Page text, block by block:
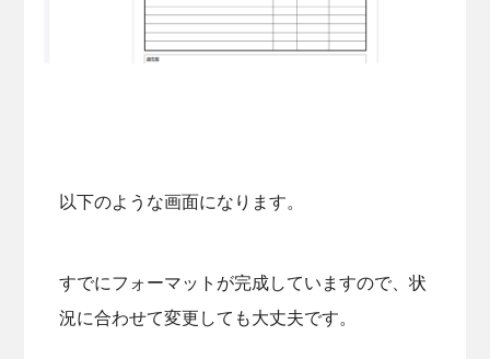
以下のような画面になります。
すでにフォーマットが完成していますので、状
況に合わせて変更しても大丈夫です。